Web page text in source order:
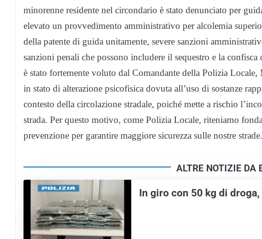
minorenne residente nel circondario è stato denunciato per
elevato un provvedimento amministrativo per alcolemia
della patente di guida unitamente, severe sanzioni
sanzioni penali che possono includere il sequestro e la
è stato fortemente voluto dal Comandante della Polizia
in stato di alterazione psicofisica dovuta all’uso di sostanze
contesto della circolazione stradale, poiché mette a rischio
strada. Per questo motivo, come Polizia Locale, riteniamo
prevenzione per garantire maggiore sicurezza sulle nostre
ALTRE NOTIZIE DA
In giro con 50 kg di